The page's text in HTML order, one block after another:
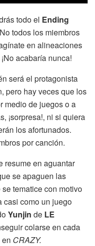
todo el Ending
todos los miembros
en alineaciones
¡No acabaría nunca!
será el protagonista
pero hay veces que los
medio de juegos o a
¡sorpresa!, ni si quiera
los afortunados.
por canción.
resume en aguantar
se apaguen las
tematice con motivo
como un juego
Yunjin de LE
colarse en cada
CRAZY.